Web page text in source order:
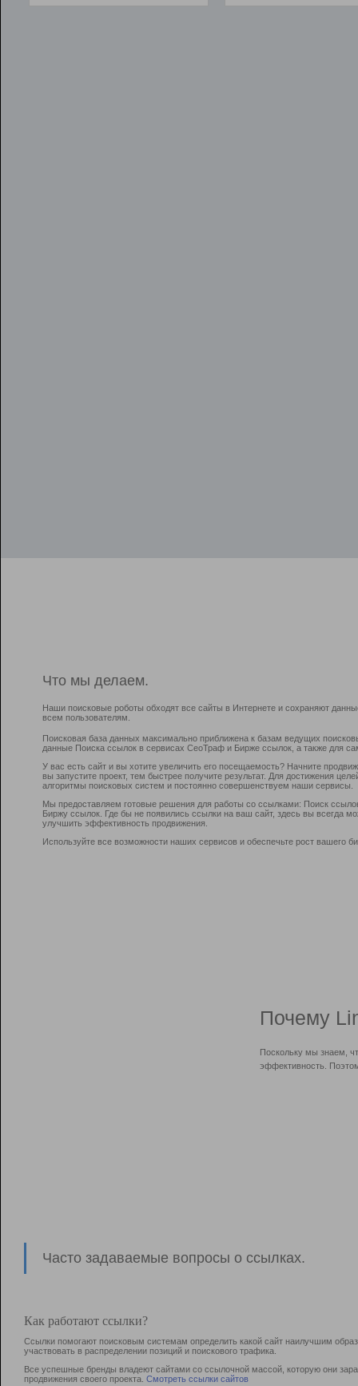
Что мы делаем.
Наши поисковые роботы обходят все сайты в Интернете и сохраняют
всем пользователям.
Поисковая база данных максимально приближена к базам ведущих
данные Поиска ссылок в сервисах СеоТраф и Бирже ссылок, а также для
У вас есть сайт и вы хотите увеличить его посещаемость? Начните
вы запустите проект, тем быстрее получите результат. Для достижения
алгоритмы поисковых систем и постоянно совершенствуем наши сервисы.
Мы предоставляем готовые решения для работы со ссылками: Поиск
Биржу ссылок. Где бы не появились ссылки на ваш сайт, здесь вы всегда
улучшить эффективность продвижения.
Используйте все возможности наших сервисов и обеспечьте рост вашего
Почему
Поскольку мы знаем,
эффективность.
Часто задаваемые вопросы о ссылках.
Как работают ссылки?
Ссылки помогают поисковым системам определить какой сайт наилучшим
участвовать в раcпределении позиций и поискового трафика.
Все успешные бренды владеют сайтами со ссылочной массой, которую они
продвижения своего проекта. Смотреть ссылки сайтов